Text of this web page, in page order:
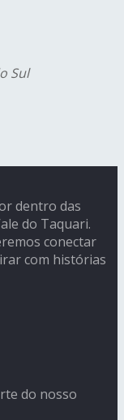
Sul
dentro das
do Taquari.
conectar
com histórias
do nosso